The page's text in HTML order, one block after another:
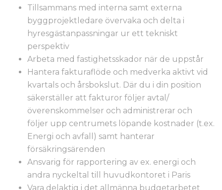
Tillsammans med interna samt externa
byggprojektledare övervaka och delta i
hyresgästanpassningar ur ett tekniskt
perspektiv
Arbeta med fastighetsskador när de uppstår
Hantera fakturaflöde och medverka aktivt vid
kvartals och årsbokslut. Där du i din position
säkerställer att fakturor följer avtal/
överenskommelser och administrerar och
följer upp centrumets löpande kostnader (t.ex.
Energi och avfall) samt hanterar
försäkringsärenden
Ansvarig för rapportering av ex. energi och
andra nyckeltal till huvudkontoret i Paris
Vara delaktig i det allmänna budgetarbetet